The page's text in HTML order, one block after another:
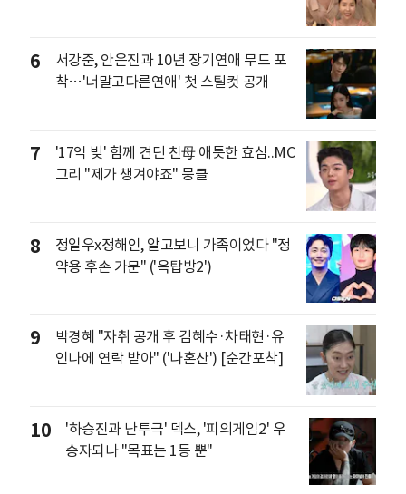
6
서강준, 안은진과 10년 장기연애 무드 포
착…'너말고다른연애' 첫 스틸컷 공개
7
'17억 빚' 함께 견딘 친母 애틋한 효심..MC
그리 "제가 챙겨야죠" 뭉클
8
정일우x정해인, 알고보니 가족이었다 "정
약용 후손 가문" ('옥탑방2')
9
박경혜 "자취 공개 후 김혜수·차태현·유
인나에 연락 받아" ('나혼산') [순간포착]
10
'하승진과 난투극' 덱스, '피의게임2' 우
승자되나 "목표는 1등 뿐"